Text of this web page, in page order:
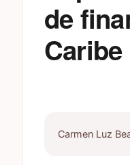
de
Caribe
Carmen Luz